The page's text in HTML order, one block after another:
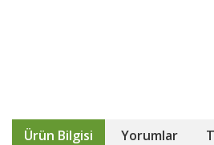
Ürün Bilgisi Yorumlar